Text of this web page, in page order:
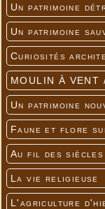
Un patrimoine
Un patrimoine
Curiosités
MOULIN À VENT
Un patrimoine
Faune et flore
Au fil des siècles
La vie religieuse
L'agriculture